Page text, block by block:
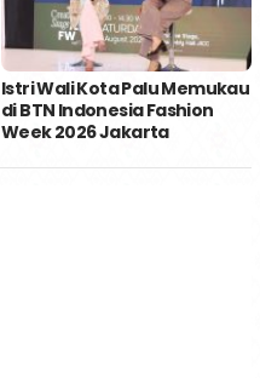
Istri Wali Kota Palu Memukau
di BTN Indonesia Fashion
Week 2026 Jakarta